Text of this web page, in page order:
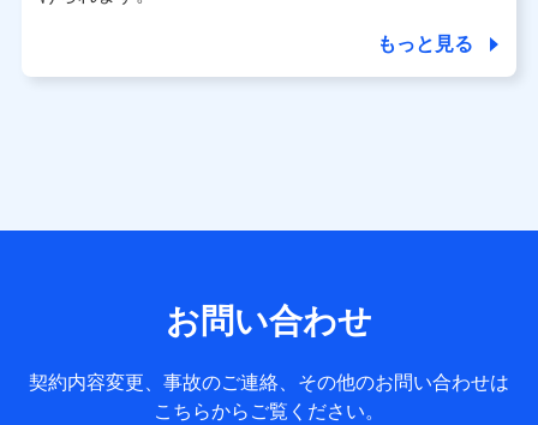
当社又は株式会社NTTドコモが提供する保険関連サービスに
送信履歴などの情報）が含まれます。
約に関する情報。例として、保険契約者及び被保険者の氏
名、住所、生年月日、性別、保険契約者と被保険者の関係、
もっと見る
お問い合わせ
契約内容変更、事故のご連絡、その他のお問い合わせは
こちらからご覧ください。